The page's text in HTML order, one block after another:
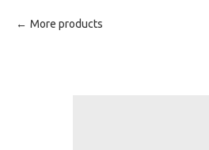
More products